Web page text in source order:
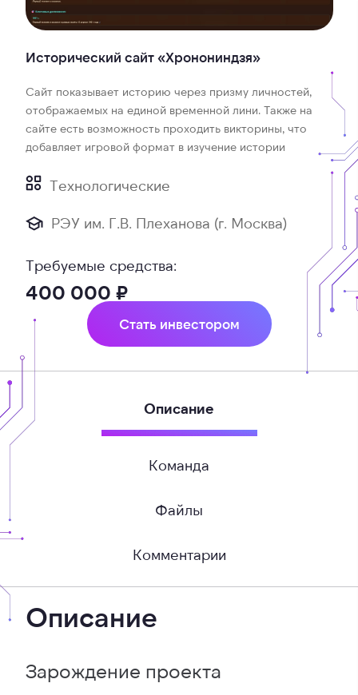
Исторический сайт «Хронониндзя»
Сайт показывает историю через призму личностей,
отображаемых на единой временной лини. Также на
сайте есть возможность проходить викторины, что
добавляет игровой формат в изучение истории
Технологические
РЭУ им. Г.В. Плеханова (г. Москва)
Требуемые средства:
400 000 ₽
Стать инвестором
Описание
Команда
Файлы
Комментарии
Описание
Зарождение проекта